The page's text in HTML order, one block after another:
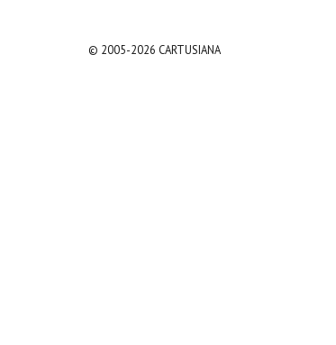
© 2005-2026 CARTUSIANA